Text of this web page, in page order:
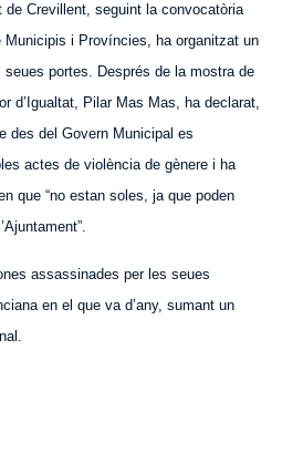
de Crevillent, seguint la convocatòria
Municipis i Províncies, ha organitzat un
portes. Després de la mostra de
d’Igualtat, Pilar Mas Mas, ha declarat,
des del Govern Municipal es
actes de violència de gènere i ha
que “no estan soles, ja que poden
assassinades per les seues
en el que va d’any, sumant un